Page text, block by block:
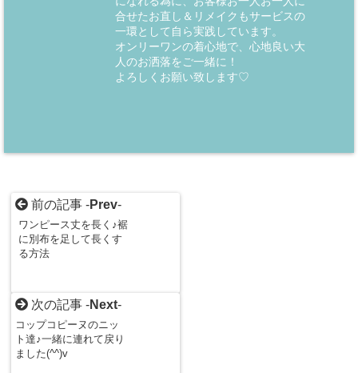
合せたお直し＆リメイクもサービスの
一環として自ら実践しています。
オンリーワンの着心地で、心地良い大
人のお洒落をご一緒に！
よろしくお願い致します♡
前の記事 -Prev-
ワンピース丈を長く♪裾
に別布を足して長くす
る方法
次の記事 -Next-
コップコピーヌのニッ
ト達♪一緒に連れて戻り
ました(^^)v